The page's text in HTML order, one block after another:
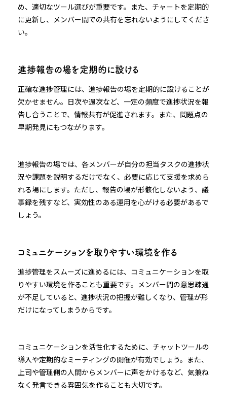
め、適切なツール選びが重要です。また、チャートを定期的
に更新し、メンバー間での共有を忘れないようにしてくださ
い。
進捗報告の場を定期的に設ける
正確な進捗管理には、進捗報告の場を定期的に設けることが
欠かせません。日次や週次など、一定の頻度で進捗状況を報
告し合うことで、情報共有が促進されます。また、問題点の
早期発見にもつながります。
進捗報告の場では、各メンバーが自分の担当タスクの進捗状
況や課題を説明するだけでなく、必要に応じて支援を求めら
れる場にします。ただし、報告の場が形骸化しないよう、議
事録を残すなど、実効性のある運用を心がける必要があるで
しょう。
コミュニケーションを取りやすい環境を作る
進捗管理をスムーズに進めるには、コミュニケーションを取
りやすい環境を作ることも重要です。メンバー間の意思疎通
が不足していると、進捗状況の把握が難しくなり、管理が形
だけになってしまうからです。
コミュニケーションを活性化するために、チャットツールの
導入や定期的なミーティングの開催が有効でしょう。また、
上司や管理側の人間からメンバーに声をかけるなど、気兼ね
なく発言できる雰囲気を作ることも大切です。